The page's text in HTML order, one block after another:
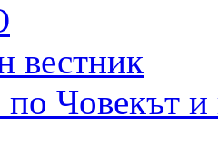
вестник
Човекът и